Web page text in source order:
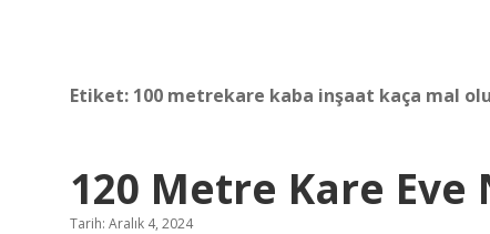
Etiket: 100 metrekare kaba inşaat kaça mal
120 Metre Kare
Tarih: Aralık 4, 2024